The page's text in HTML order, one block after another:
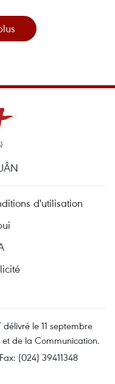
d'utilisation
délivré le 11 septembre
de la Communication.
(024) 39411348